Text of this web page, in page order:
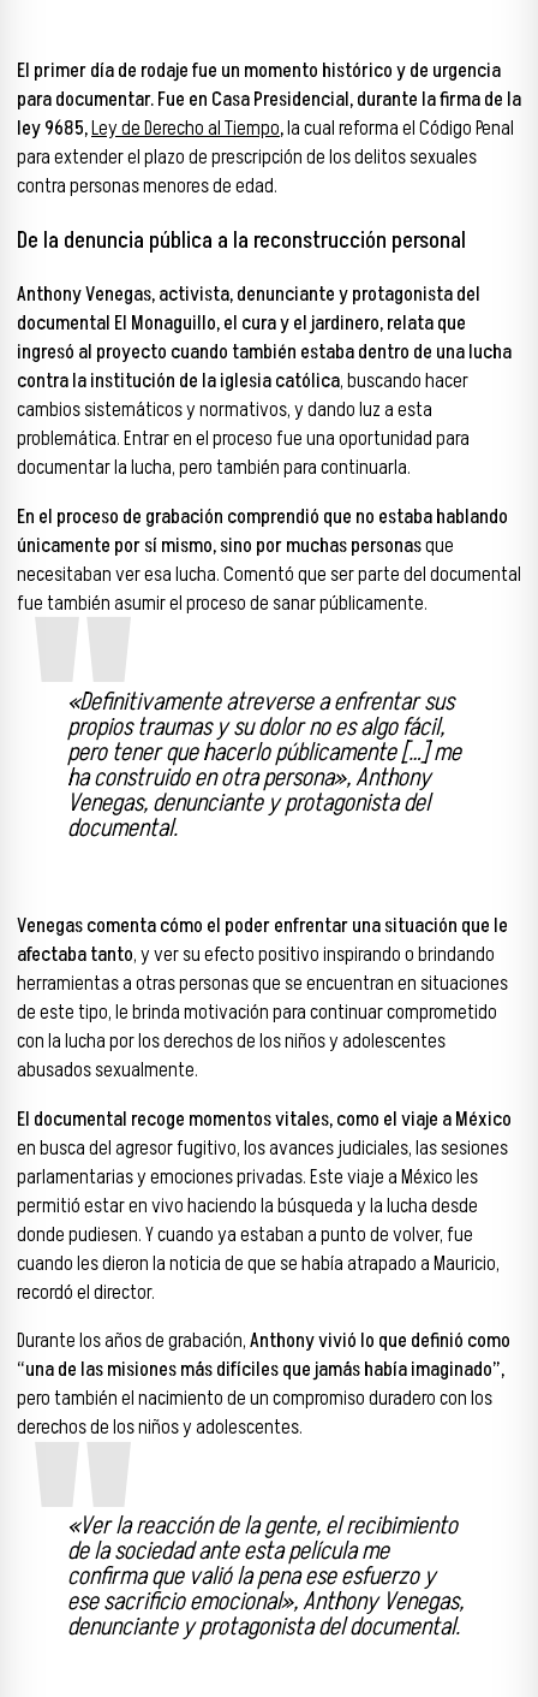
El primer día de rodaje fue un momento histórico y de urgencia
para documentar. Fue en Casa Presidencial, durante la firma de la
ley 9685,Ley de Derecho al Tiempo,la cual reforma el Código Penal
para extender el plazo de prescripción de los delitos sexuales
contra personas menores de edad.
De la denuncia pública a la reconstrucción personal
Anthony Venegas, activista, denunciante y protagonista del
documental El Monaguillo, el cura y el jardinero, relata que
ingresó al proyecto cuando también estaba dentro de una lucha
contra la institución de la iglesia católica, buscando hacer
cambios sistemáticos y normativos, y dando luz a esta
problemática. Entrar en el proceso fue una oportunidad para
documentar la lucha, pero también para continuarla.
En el proceso de grabación comprendió que no estaba hablando
únicamente por sí mismo, sino por muchas personasque
necesitaban ver esa lucha. Comentó que ser parte del documental
fue también asumir el proceso de sanar públicamente.
«Definitivamente atreverse a enfrentar sus
propios traumas y su dolor no es algo fácil,
pero tener que hacerlo públicamente […] me
ha construido en otra persona», Anthony
Venegas, denunciante y protagonista del
documental.
Venegas comenta cómo el poder enfrentar una situación que le
afectaba tanto, y ver su efecto positivo inspirando o brindando
herramientas a otras personas que se encuentran en situaciones
de este tipo, le brinda motivación para continuar comprometido
con la lucha por los derechos de los niños y adolescentes
abusados sexualmente.
El documental recoge momentos vitales, como el viaje a México
en busca del agresor fugitivo, los avances judiciales, las sesiones
parlamentarias y emociones privadas. Este viaje a México les
permitió estar en vivo haciendo la búsqueda y la lucha desde
donde pudiesen. Y cuando ya estaban a punto de volver, fue
cuando les dieron la noticia de que se había atrapado a Mauricio,
recordó el director.
Durante los años de grabación,Anthony vivió lo que definió como
“una de las misiones más difíciles que jamás había imaginado”,
pero también el nacimiento de un compromiso duradero con los
derechos de los niños y adolescentes.
«Ver la reacción de la gente, el recibimiento
de la sociedad ante esta película me
confirma que valió la pena ese esfuerzo y
ese sacrificio emocional», Anthony Venegas,
denunciante y protagonista del documental.